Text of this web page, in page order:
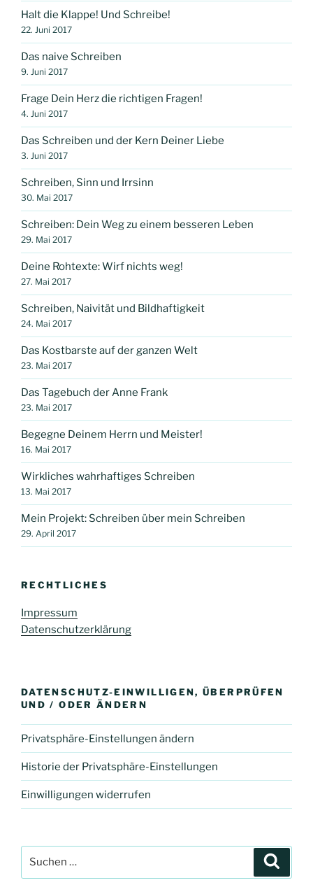
Halt die Klappe! Und Schreibe!
22. Juni 2017
Das naive Schreiben
9. Juni 2017
Frage Dein Herz die richtigen Fragen!
4. Juni 2017
Das Schreiben und der Kern Deiner Liebe
3. Juni 2017
Schreiben, Sinn und Irrsinn
30. Mai 2017
Schreiben: Dein Weg zu einem besseren Leben
29. Mai 2017
Deine Rohtexte: Wirf nichts weg!
27. Mai 2017
Schreiben, Naivität und Bildhaftigkeit
24. Mai 2017
Das Kostbarste auf der ganzen Welt
23. Mai 2017
Das Tagebuch der Anne Frank
23. Mai 2017
Begegne Deinem Herrn und Meister!
16. Mai 2017
Wirkliches wahrhaftiges Schreiben
13. Mai 2017
Mein Projekt: Schreiben über mein Schreiben
29. April 2017
RECHTLICHES
Impressum
Datenschutzerklärung
DATENSCHUTZ-EINWILLIGEN, ÜBERPRÜFEN
UND / ODER ÄNDERN
Privatsphäre-Einstellungen ändern
Historie der Privatsphäre-Einstellungen
Einwilligungen widerrufen
nach: